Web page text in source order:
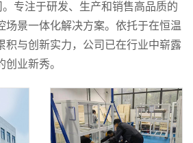
专注于研发、生产和销售高品质的
场景一体化解决方案。依托于在恒温
积与创新实力，公司已在行业中崭露
业新秀。